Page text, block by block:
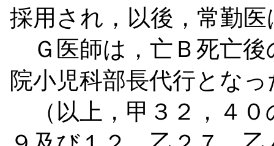
採用され，以後，常勤
Ｇ医師は，亡Ｂ死亡後
院小児科部長代行となっ
（以上，甲３２，４０